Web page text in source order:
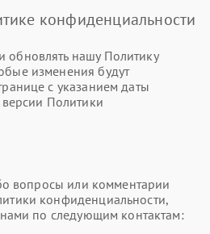
конфиденциальности
нашу Политику
изменения будут
с указанием даты
версии Политики
вопросы или комментарии
конфиденциальности,
нами по следующим контактам: